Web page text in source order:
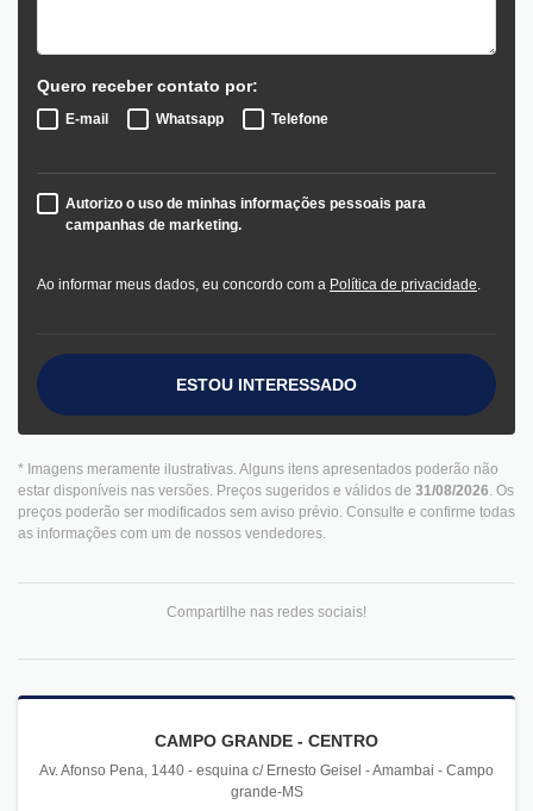
Quero receber contato por:
E-mail Whatsapp Telefone
Autorizo o uso de minhas informações pessoais para
campanhas de marketing.
Ao informar meus dados, eu concordo com a Política de privacidade
ESTOU INTERESSADO
* Imagens meramente ilustrativas. Alguns itens apresentados poderão não
estar disponíveis nas versões. Preços sugeridos e válidos de 31/08/2026 . Os
preços poderão ser modificados sem aviso prévio. Consulte e confirme todas
as informações com um de nossos vendedores.
Compartilhe nas redes sociais!
CAMPO GRANDE - CENTRO
Av. Afonso Pena, 1440 - esquina c/ Ernesto Geisel - Amambai - Campo
grande-MS